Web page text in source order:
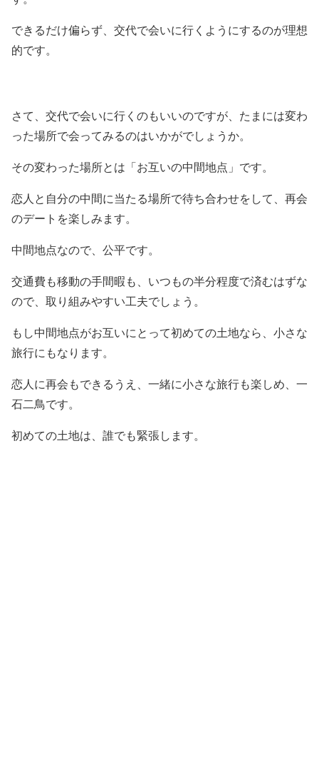
できるだけ偏らず、交代で会いに行くようにするのが理想
的です。
さて、交代で会いに行くのもいいのですが、たまには変わ
った場所で会ってみるのはいかがでしょうか。
その変わった場所とは「お互いの中間地点」です。
恋人と自分の中間に当たる場所で待ち合わせをして、再会
のデートを楽しみます。
中間地点なので、公平です。
交通費も移動の手間暇も、いつもの半分程度で済むはずな
ので、取り組みやすい工夫でしょう。
もし中間地点がお互いにとって初めての土地なら、小さな
旅行にもなります。
恋人に再会もできるうえ、一緒に小さな旅行も楽しめ、一
石二鳥です。
初めての土地は、誰でも緊張します。